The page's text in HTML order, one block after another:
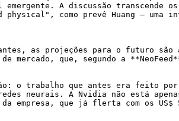
emergente. A discussão
como prevê Huang – uma
as projeções para o futuro são
mercado, que, segundo a
o trabalho que antes era feito por
neurais. A Nvidia não está
empresa, que já flerta com os